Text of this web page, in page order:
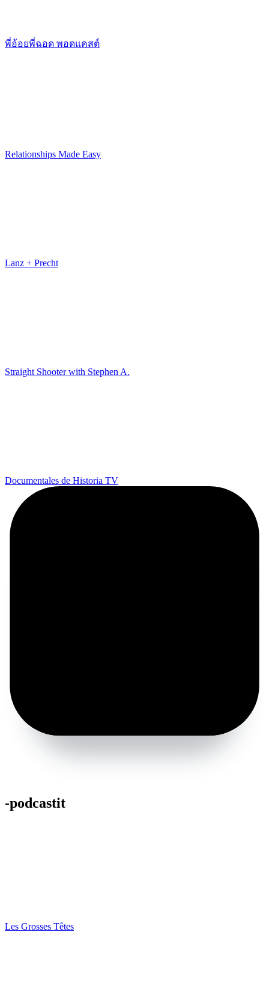
พี่อ้อยพี่ฉอด พอดแคสต์
Relationships Made Easy
Lanz + Precht
Straight Shooter with Stephen A.
Documentales de Historia TV
-podcastit
Les Grosses Têtes